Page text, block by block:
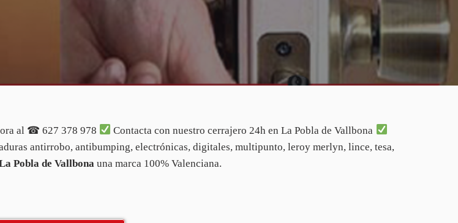
al ☎ 627 378 978
Contacta con nuestro cerrajero 24h en La Pobla de Vallbona
antirrobo, antibumping, electrónicas, digitales, multipunto, leroy merlyn, lince, tesa,
Pobla de Vallbona una marca 100% Valenciana.